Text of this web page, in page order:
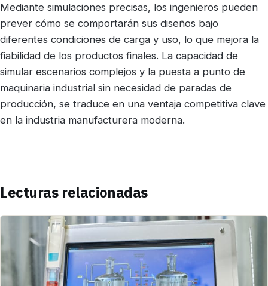
Mediante simulaciones precisas, los ingenieros pueden
prever cómo se comportarán sus diseños bajo
diferentes condiciones de carga y uso, lo que mejora la
fiabilidad de los productos finales. La capacidad de
simular escenarios complejos y la puesta a punto de
maquinaria industrial sin necesidad de paradas de
producción, se traduce en una ventaja competitiva clave
en la industria manufacturera moderna.
Lecturas relacionadas